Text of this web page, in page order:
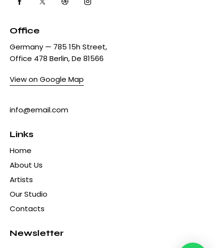
Office
Germany — 785 15h Street,
Office 478 Berlin, De 81566
View on Google Map
info@email.com
Links
Home
About Us
Artists
Our Studio
Contacts
Newsletter